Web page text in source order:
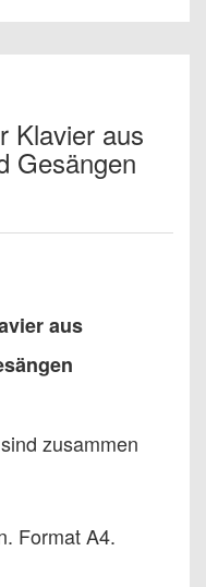
Klavier aus
Gesängen
aus
zusammen
Format A4.